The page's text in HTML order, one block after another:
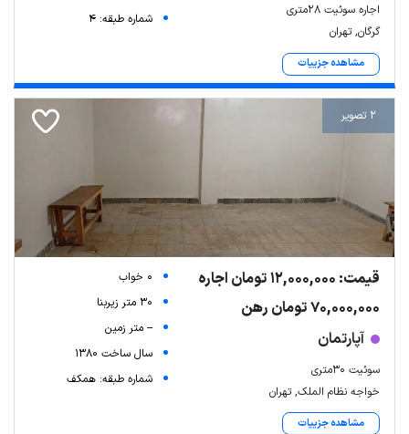
| Map data ©ariamarz.com
اجاره سوئیت ۲۸متری
گرگان, تهران
مشاهده جزییات
شماره طبقه: 4
2 تصویر
قیمت: 12,000,000 تومان اجاره
70,000,000 تومان رهن
آپارتمان
سوئیت 30متری
خواجه نظام الملک, تهران
مشاهده جزییات
0 خواب
30 متر زیربنا
-- متر زمین
سال ساخت 1380
شماره طبقه: همکف